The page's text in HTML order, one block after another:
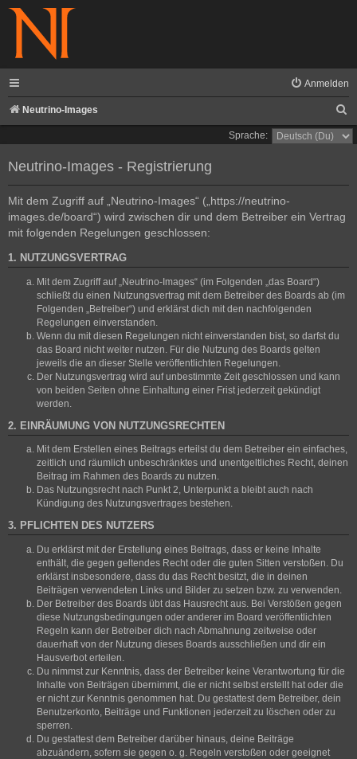
Anmelden
Neutrino-Images
u
Sprache:
Neutrino-Images - Registrierung
Mit dem Zugriff auf „Neutrino-Images“ („https://neutrino-
images.de/board“) wird zwischen dir und dem Betreiber ein Vertrag
mit folgenden Regelungen geschlossen:
1. NUTZUNGSVERTRAG
Mit dem Zugriff auf „Neutrino-Images“ (im Folgenden „das Board“)
schließt du einen Nutzungsvertrag mit dem Betreiber des Boards ab (im
Folgenden „Betreiber“) und erklärst dich mit den nachfolgenden
Regelungen einverstanden.
Wenn du mit diesen Regelungen nicht einverstanden bist, so darfst du
das Board nicht weiter nutzen. Für die Nutzung des Boards gelten
jeweils die an dieser Stelle veröffentlichten Regelungen.
Der Nutzungsvertrag wird auf unbestimmte Zeit geschlossen und kann
von beiden Seiten ohne Einhaltung einer Frist jederzeit gekündigt
werden.
2. EINRÄUMUNG VON NUTZUNGSRECHTEN
Mit dem Erstellen eines Beitrags erteilst du dem Betreiber ein einfaches,
zeitlich und räumlich unbeschränktes und unentgeltliches Recht, deinen
Beitrag im Rahmen des Boards zu nutzen.
Das Nutzungsrecht nach Punkt 2, Unterpunkt a bleibt auch nach
Kündigung des Nutzungsvertrages bestehen.
3. PFLICHTEN DES NUTZERS
Du erklärst mit der Erstellung eines Beitrags, dass er keine Inhalte
enthält, die gegen geltendes Recht oder die guten Sitten verstoßen. Du
erklärst insbesondere, dass du das Recht besitzt, die in deinen
Beiträgen verwendeten Links und Bilder zu setzen bzw. zu verwenden.
Der Betreiber des Boards übt das Hausrecht aus. Bei Verstößen gegen
diese Nutzungsbedingungen oder anderer im Board veröffentlichten
Regeln kann der Betreiber dich nach Abmahnung zeitweise oder
dauerhaft von der Nutzung dieses Boards ausschließen und dir ein
Hausverbot erteilen.
Du nimmst zur Kenntnis, dass der Betreiber keine Verantwortung für die
Inhalte von Beiträgen übernimmt, die er nicht selbst erstellt hat oder die
er nicht zur Kenntnis genommen hat. Du gestattest dem Betreiber, dein
Benutzerkonto, Beiträge und Funktionen jederzeit zu löschen oder zu
sperren.
Du gestattest dem Betreiber darüber hinaus, deine Beiträge
abzuändern, sofern sie gegen o. g. Regeln verstoßen oder geeignet